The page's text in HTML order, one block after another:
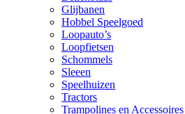
Glijbanen
Hobbel Speelgoed
Loopauto’s
Loopfietsen
Schommels
Sleeen
Speelhuizen
Tractors
Trampolines en Accessoires